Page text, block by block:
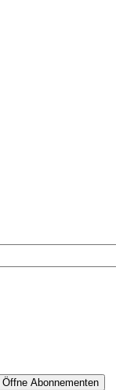
Öffne Abonnementen